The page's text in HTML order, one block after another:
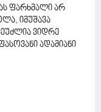
ფარხმალი არ
იმუშავა
ვიდრე
ადამიანი